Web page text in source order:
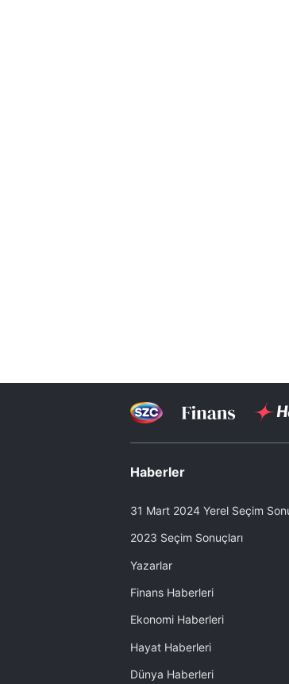
Haberler
31 Mart 2024 Yerel Seçim
2023 Seçim Sonuçları
Yazarlar
Finans Haberleri
Ekonomi Haberleri
Hayat Haberleri
Dünya Haberleri